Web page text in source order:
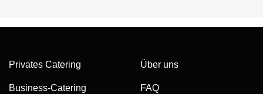
Privates Catering
Business-Catering
Über uns
FAQ